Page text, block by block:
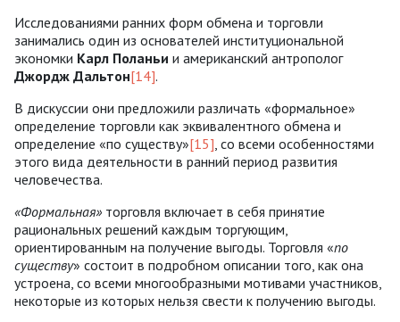
Исследованиями ранних форм обмена и торговли
занимались один из основателей институциональной
экономки Карл Поланьи и американский антрополог
Джордж Дальтон[14].
В дискуссии они предложили различать «формальное»
определение торговли как эквивалентного обмена и
определение «по существу»[15] , со всеми особенностями
этого вида деятельности в ранний период развития
человечества.
«Формальная» торговля включает в себя принятие
рациональных решений каждым торгующим,
ориентированным на получение выгоды. Торговля «по
существу» состоит в подробном описании того, как она
устроена, со всеми многообразными мотивами участников,
некоторые из которых нельзя свести к получению выгоды.